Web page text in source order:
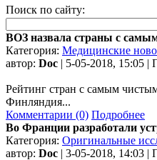
Поиск по сайту:
ВОЗ назвала страны с
Категория: Медицинские
автор: Doc | 5-05-2018, 15:05 |
Рейтинг стран с самым
Финляндия...
Комментарии (0) Подробнее
Во Франции разработали
Категория: Оригинальные
автор: Doc | 3-05-2018, 14:03 |